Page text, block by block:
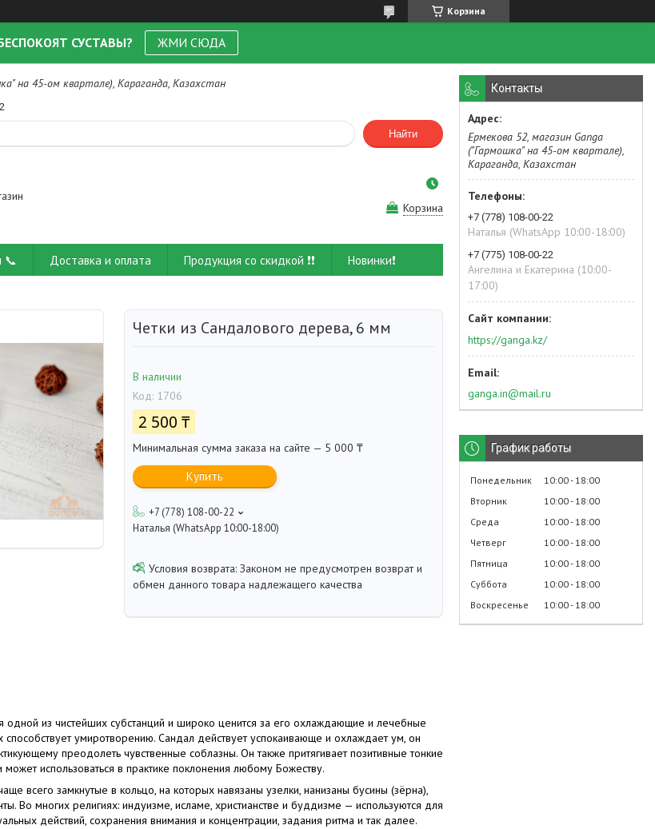
Корзина
СУСТАВЫ? ЖМИ СЮДА
на 45-ом квартале), Караганда, Казахстан
Найти
Корзина
📞 Доставка и оплата Продукция со скидкой ❗❗ Новинки❗
Четки из Сандалового дерева, 6 мм
В наличии
Код: 1706
2 500 ₸
Минимальная сумма заказа на сайте — 5 000 ₸
Купить
+7 (778) 108-00-22
Наталья (WhatsApp 10:00-18:00)
Законом не предусмотрен возврат и
обмен данного товара надлежащего качества
одной из чистейших субстанций и широко ценится за его охлаждающие и лечебные
способствует умиротворению. Сандал действует успокаивающе и охлаждает ум, он
преодолеть чувственные соблазны. Он также притягивает позитивные тонкие
может использоваться в практике поклонения любому Божеству.
всего замкнутые в кольцо, на которых навязаны узелки, нанизаны бусины (зёрна),
Во многих религиях: индуизме, исламе, христианстве и буддизме — используются для
действий, сохранения внимания и концентрации, задания ритма и так далее.
Контакты
Ермекова 52, магазин Ganga
("Гармошка" на 45-ом квартале),
Караганда, Казахстан
+7 (778) 108-00-22
Наталья (WhatsApp 10:00-18:00)
+7 (775) 108-00-22
Ангелина и Екатерина (10:00-
17:00)
https://ganga.kz/
ganga.in@mail.ru
График работы
Понедельник 10:00 18:00
Вторник
10:00 18:00
Среда
10:00 18:00
Четверг
10:00 18:00
Пятница
10:00 18:00
Суббота
10:00 18:00
Воскресенье
10:00 18:00